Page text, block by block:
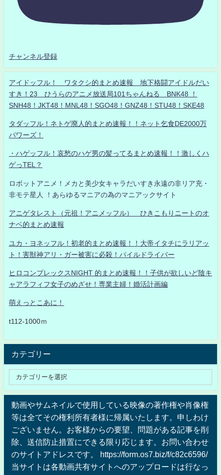
チャンネル登録
アイドッフル！ ワタクシ的まとめ速報 地下格闘アイドルだい
すき！23 ひうらのアニメ放送局101ちゃんねる BNK48 ！
SNH48！JKT48！MNL48！SGO48！GNZ48！STU48！SKE48
タダッフル！ネトゲ廃人的まとめ速報！！ネット乞食DE2000万
パワーズ！
・ハゲッフル！哀愁のハゲ男の髪ってるまとめ速報！！激しくハ
ゲっTEL？
ロボットアニメ！メカと美少女キャラだいすき永遠の非リア充・
非モテ星人 ！あらゆるマニアの為のマニアックサイト
アニゲタレスト（元祖！アニメッフル） ひきこもりニートのオ
ナベ的まとめ速報
ユカ・ヨネッフル！初老的まとめ速報！！大帝イタチにラリアッ
ト！害獣神アリ・ガー被害に必殺！パイルドライバー
ヒロコンプレックスNIGHT 的まとめ速報！！子供が欲しいど陰キ
ャアラフィフ女子のめざせ！専業主婦！婚活計画編
萌えっとこあに！
t112-1000ｍ
カテゴリー
動画やサムネイルで使用している映像の著作権や肖像権
等は全てその権利所有者様に帰属いたします。申しわけ
ございません。お客様からの要望、問題がある記事を削
除、送信防止措置にできる限り応じます。お問い合わせ
のサイトアドレスです。 https://form.os7.biz/f/c82c6596/
当サイトは各動画共有サイトへのアップロードは行なっ